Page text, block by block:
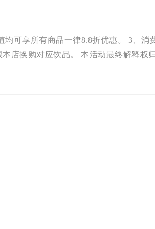
可享所有商品一律8.8折优惠。 3、消
店换购对应饮品。 本活动最终解释权